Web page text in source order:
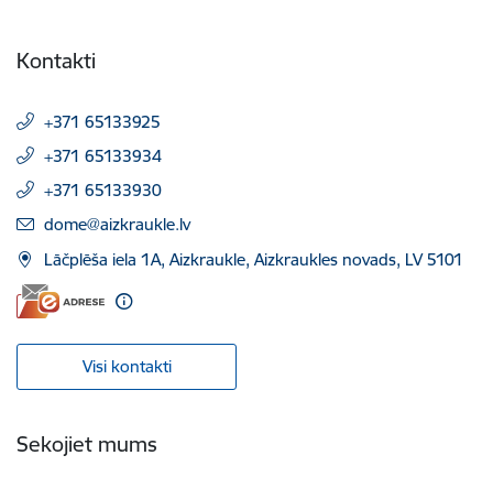
Kontakti
+371 65133925
+371 65133934
+371 65133930
E-pasts:
dome@aizkraukle.lv
Lāčplēša iela 1A, Aizkraukle, Aizkraukles novads, LV 5101
Visi kontakti
Sekojiet mums